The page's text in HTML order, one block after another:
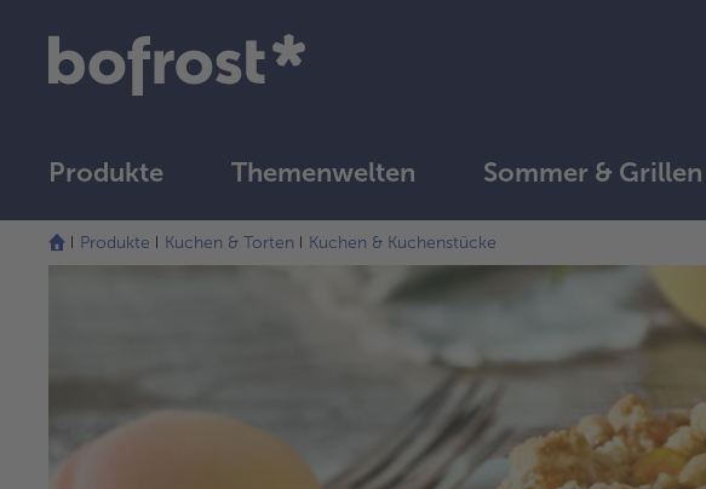
Produkte Themenwelten Sommer & Grillen
Produkte Kuchen & Torten Kuchen & Kuchenstücke